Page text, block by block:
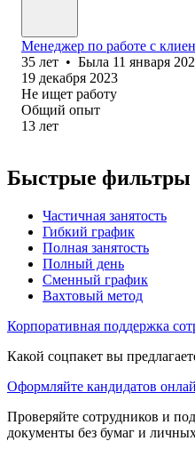
Менеджер по работе с
35 лет • Была 11 января
19 декабря 2023
Не ищет работу
Общий опыт
13 лет
Быстрые фильтры
Частичная занятость
Гибкий график
Полная занятость
Полный день
Сменный график
Вахтовый метод
Корпоративная поддержка
Какой соцпакет вы
Оформляйте кандидатов
Проверяйте сотрудников и
документы без бумаг и